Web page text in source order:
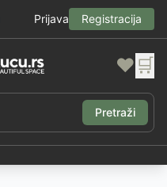
Prijava Registracija
❤️ 🛒
Pretraži